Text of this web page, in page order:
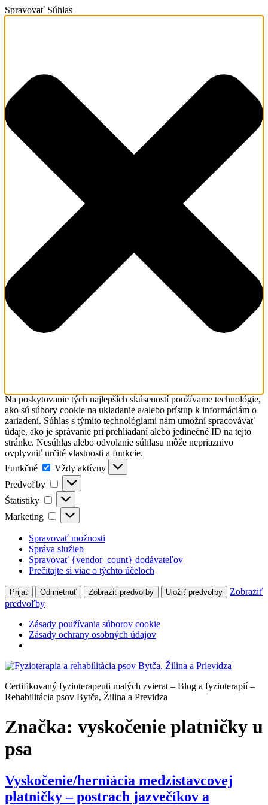
Spravovať Súhlas
Na poskytovanie tých najlepších skúseností používame technológie,
ako sú súbory cookie na ukladanie a/alebo prístup k informáciám o
zariadení. Súhlas s týmito technológiami nám umožní spracovávať
údaje, ako je správanie pri prehliadaní alebo jedinečné ID na tejto
stránke. Nesúhlas alebo odvolanie súhlasu môže nepriaznivo
ovplyvniť určité vlastnosti a funkcie.
Funkčné
Funkčné
Vždy aktívny
Predvoľby
Predvoľby
Štatistiky Štatistiky
Marketing Marketing
Spravovať možnosti
Správa služieb
Spravovať {vendor_count} dodávateľov
Prečítajte si viac o týchto účeloch
Prijať Odmietnuť Zobraziť predvoľby Uložiť predvoľby
Zobraziť
predvoľby
Zásady používania súborov cookie
Zásady ochrany osobných údajov
Preskočiť
obsah
Certifikovaný fyzioterapeuti malých zvierat – Blog a fyzioterapií –
Rehabilitácia psov Bytča, Žilina a Previdza
Značka: vyskočenie platničky u
psa
Vyskočenie/herniácia medzistavcovej
platničky – postrach jazvečíkov a